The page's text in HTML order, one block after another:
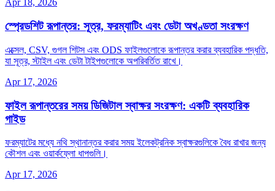
Apr 18, 2026
স্প্রেডশিট রূপান্তর: সূত্র, ফরম্যাটিং এবং ডেটা অখণ্ডতা সংরক্ষণ
এক্সেল, CSV, গুগল শিটস এবং ODS ফাইলগুলোকে রূপান্তর করার ব্যবহারিক পদ্ধতি,
যা সূত্র, স্টাইল এবং ডেটা টাইপগুলোকে অপরিবর্তিত রাখে।
Apr 17, 2026
ফাইল রূপান্তরের সময় ডিজিটাল স্বাক্ষর সংরক্ষণ: একটি ব্যবহারিক
গাইড
ফরম্যাটের মধ্যে নথি স্থানান্তর করার সময় ইলেকট্রনিক স্বাক্ষরগুলিকে বৈধ রাখার জন্য
কৌশল এবং ওয়ার্কফ্লো ধাপগুলি।
Apr 17, 2026